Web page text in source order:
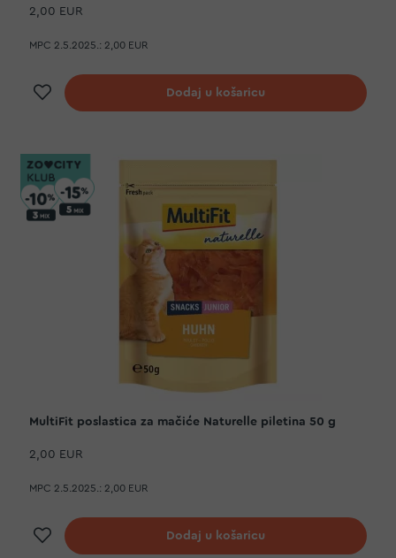
2,00 EUR
MPC 2.5.2025.: 2,00 EUR
Dodaj na listu želja
Dodaj u košaricu
MultiFit poslastica za mačiće Naturelle piletina 50 g
2,00 EUR
MPC 2.5.2025.: 2,00 EUR
Dodaj na listu želja
Dodaj u košaricu